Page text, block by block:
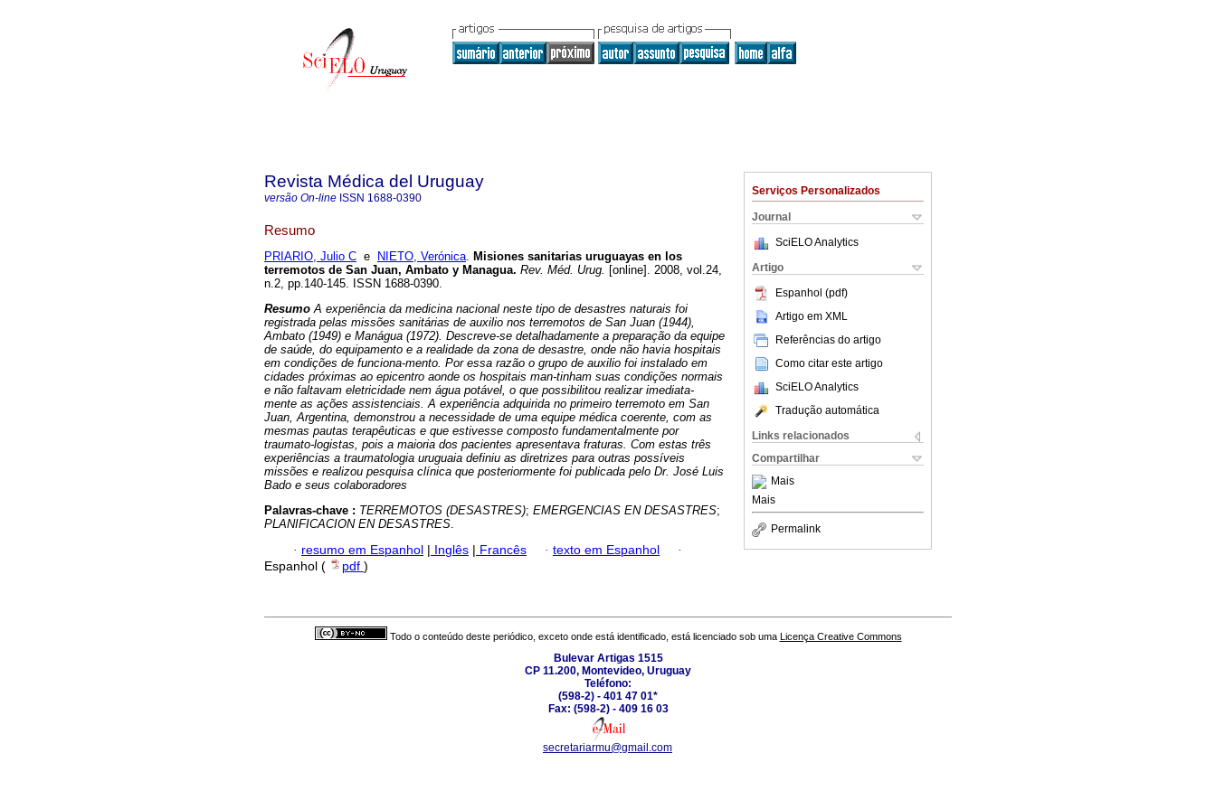
Serviços Personalizados
Journal
SciELO Analytics
Artigo
Espanhol (pdf)
Artigo em XML
Referências do artigo
Como citar este artigo
SciELO Analytics
Tradução automática
Links relacionados
Compartilhar
Mais
Mais
Permalink
Revista Médica del Uruguay
versão On-line ISSN 1688-0390
Resumo
PRIARIO, Julio C e NIETO, Verónica. Misiones sanitarias uruguayas en los
terremotos de San Juan, Ambato y Managua. Rev. Méd. Urug. [online]. 2008, vol.24,
n.2, pp.140-145. ISSN 1688-0390.
Resumo A experiência da medicina nacional neste tipo de desastres naturais foi
registrada pelas missões sanitárias de auxilio nos terremotos de San Juan (1944),
Ambato (1949) e Manágua (1972). Descreve-se detalhadamente a preparação da equipe
de saúde, do equipamento e a realidade da zona de desastre, onde não havia hospitais
em condições de funciona-mento. Por essa razão o grupo de auxilio foi instalado em
cidades próximas ao epicentro aonde os hospitais man-tinham suas condições normais
e não faltavam eletricidade nem água potável, o que possibilitou realizar imediata-
mente as ações assistenciais.A experiência adquirida no primeiro terremoto em San
Juan, Argentina, demonstrou a necessidade de uma equipe médica coerente, com as
mesmas pautas terapêuticas e que estivesse composto fundamentalmente por
traumato-logistas, pois a maioria dos pacientes apresentava fraturas. Com estas três
experiências a traumatologia uruguaia definiu as diretrizes para outras possíveis
missões e realizou pesquisa clínica que posteriormente foi publicada pelo Dr. José Luis
Bado e seus colaboradores
Palavras-chave : TERREMOTOS (DESASTRES); EMERGENCIAS EN DESASTRES;
PLANIFICACION EN DESASTRES.
· resumo em Espanhol | Inglês | Francês · texto em Espanhol
·
Espanhol (
pdf )
Todo o conteúdo deste periódico, exceto onde está identificado, está licenciado sob uma Licença Creative Commons
Bulevar Artigas 1515
CP 11.200, Montevideo, Uruguay
Teléfono:
(598-2) - 401 47 01*
Fax: (598-2) - 409 16 03
secretariarmu@gmail.com